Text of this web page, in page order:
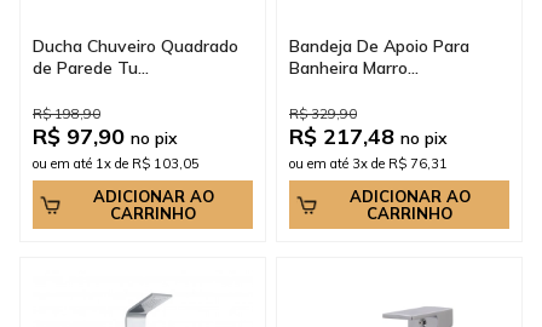
Ducha Chuveiro Quadrado
de Parede Tu...
R$ 198,90
R$ 97,90 no pix
ou em até 1x de R$ 103,05
ADICIONAR AO
CARRINHO
Bandeja De Apoio Para
Banheira Marro...
R$ 329,90
R$ 217,48 no pix
ou em até 3x de R$ 76,31
ADICIONAR AO
CARRINHO